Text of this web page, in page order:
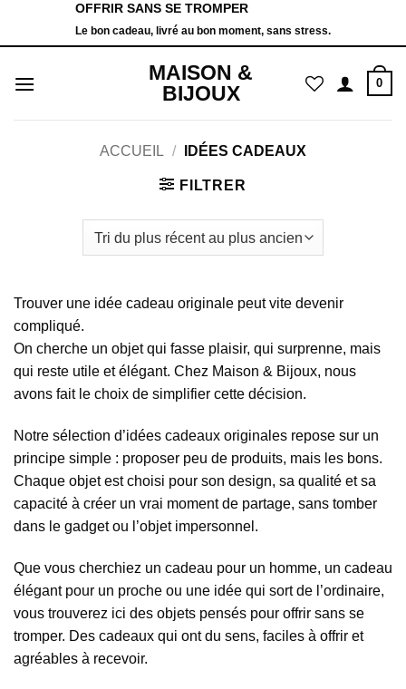
OFFRIR SANS SE TROMPER
Le bon cadeau, livré au bon moment, sans stress.
MAISON &
BIJOUX
0
ACCUEIL / IDÉES CADEAUX
FILTRER
Trouver une idée cadeau originale peut vite devenir
compliqué.
On cherche un objet qui fasse plaisir, qui surprenne, mais
qui reste utile et élégant. Chez Maison & Bijoux, nous
avons fait le choix de simplifier cette décision.
Notre sélection d’idées cadeaux originales repose sur un
principe simple : proposer peu de produits, mais les bons.
Chaque objet est choisi pour son design, sa qualité et sa
capacité à créer un vrai moment de partage, sans tomber
dans le gadget ou l’objet impersonnel.
Que vous cherchiez un cadeau pour un homme, un cadeau
élégant pour un proche ou une idée qui sort de l’ordinaire,
vous trouverez ici des objets pensés pour offrir sans se
tromper. Des cadeaux qui ont du sens, faciles à offrir et
agréables à recevoir.